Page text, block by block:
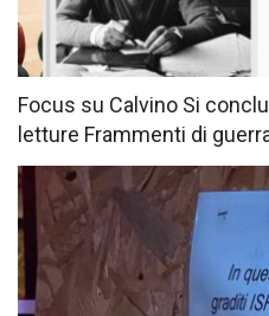
Focus su Calvino Si
letture Frammenti di